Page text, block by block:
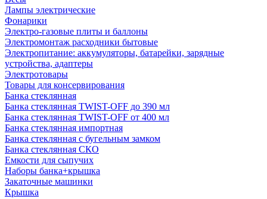
Лампы электрические
Фонарики
Электро-газовые плиты и баллоны
Электромонтаж расходники бытовые
Электропитание: аккумуляторы, батарейки, зарядные
устройства, адаптеры
Электротовары
Товары для консервирования
Банка стеклянная
Банка стеклянная TWIST-OFF до 390 мл
Банка стеклянная TWIST-OFF от 400 мл
Банка стеклянная импортная
Банка стеклянная с бугельным замком
Банка стеклянная СКО
Емкости для сыпучих
Наборы банка+крышка
Закаточные машинки
Крышка